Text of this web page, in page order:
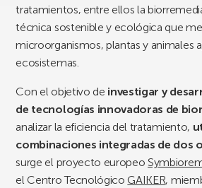
tratamientos, entre ellos la
técnica sostenible y ecológica que
microorganismos, plantas y animales
ecosistemas.
Con el objetivo de investigar y
de tecnologías innovadoras de
analizar la eficiencia del tratamiento,
combinaciones integradas de dos
surge el proyecto europeo
el Centro TecnológicoGAIKER,